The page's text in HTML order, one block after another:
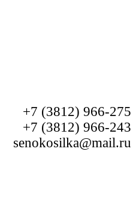
+7 (3812) 966-275
+7 (3812) 966-243
senokosilka@mail.ru